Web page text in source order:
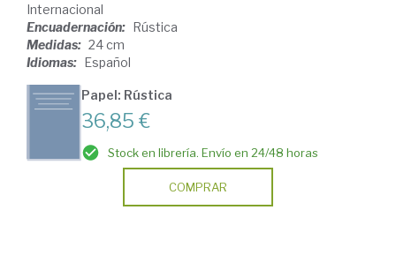
Internacional
Encuadernación: Rústica
Medidas: 24 cm
Idiomas: Español
Papel: Rústica
36,85 €
Stock en librería. Envío en 24/48 horas
COMPRAR